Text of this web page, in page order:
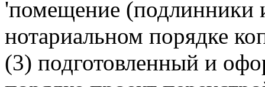
'помещение (подлинники
нотариальном порядке
(3) подготовленный и